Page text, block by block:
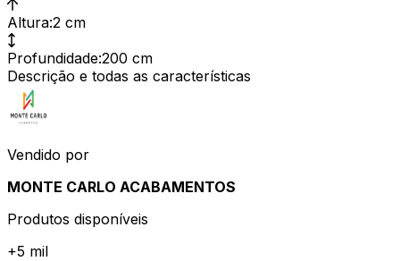
Altura:2 cm
Profundidade:200 cm
Descrição e todas as características
Vendido por
MONTE CARLO ACABAMENTOS
Produtos disponíveis
+5 mil